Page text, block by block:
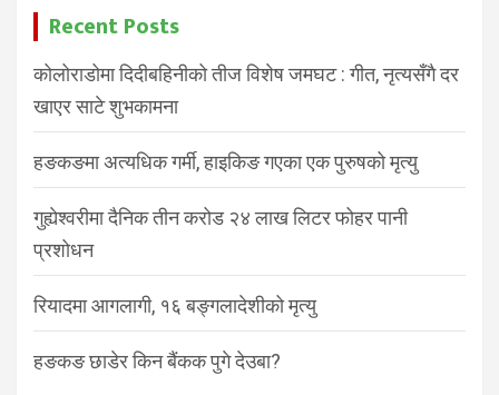
Recent Posts
कोलोराडोमा दिदीबहिनीको तीज विशेष जमघट : गीत, नृत्यसँगै दर
खाएर साटे शुभकामना
हङकङमा अत्यधिक गर्मी, हाइकिङ गएका एक पुरुषको मृत्यु
गुह्येश्वरीमा दैनिक तीन करोड २४ लाख लिटर फोहर पानी
प्रशोधन
रियादमा आगलागी, १६ बङ्गलादेशीको मृत्यु
हङकङ छाडेर किन बैंकक पुगे देउबा?